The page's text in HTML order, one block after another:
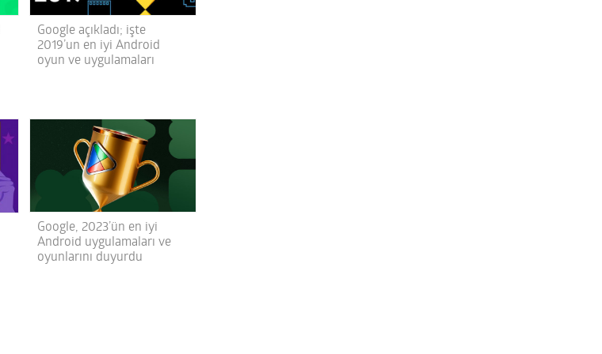
Google açıkladı; işte
2019’un en iyi Android
oyun ve uygulamaları
Google, 2023’ün en iyi
Android uygulamaları ve
oyunlarını duyurdu